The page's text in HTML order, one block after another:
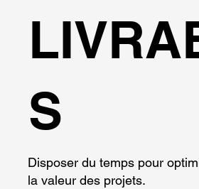
S
Disposer du temps pour
la valeur des projets.